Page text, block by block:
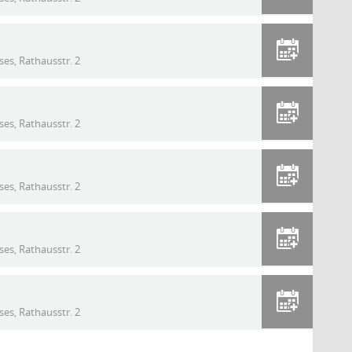
Rathausstr. 2
Rathausstr. 2
Rathausstr. 2
Rathausstr. 2
Rathausstr. 2
Daten zum Thema